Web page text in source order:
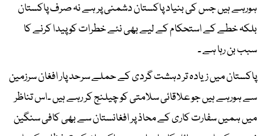
ہورہے ہیں جس کی بنیاد پاکستان دشمنی پر ہے نہ صرف پاکستان
بلکہ خطے کے استحکام کے لیے بھی نئے خطرات کو پیدا کرنے کا
سبب بن رہا ہے ۔
پاکستان میں زیادہ تر دہشت گردی کے حملے سرحد پار افغان سرزمین
سے ہورہے ہیں جو علاقائی سلامتی کو چیلنج کر رہے ہیں ۔اس تناظر
میں ہمیں سفارت کاری کے محاذ پر افغانستان سے بھی کافی سنگین